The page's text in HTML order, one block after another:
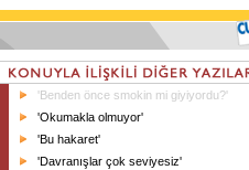
'Benden önce smokin mi giyiyordu?'
'Okumakla olmuyor'
'Bu hakaret'
'Davranışlar çok seviyesiz'